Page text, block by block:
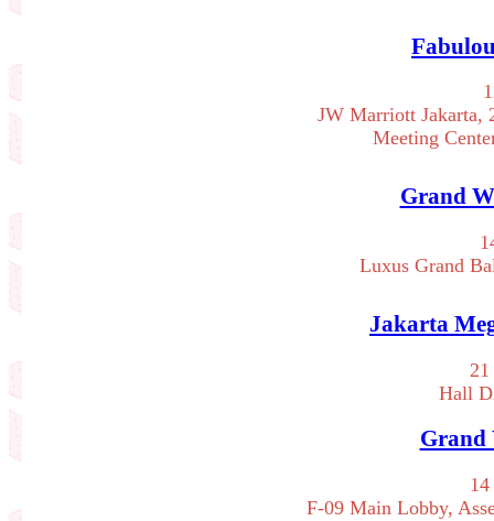
JW Marriott Jakarta,
Meeting
Grand
Luxus Grand
Jakarta
Hall
Grand
F-09 Main Lobby,